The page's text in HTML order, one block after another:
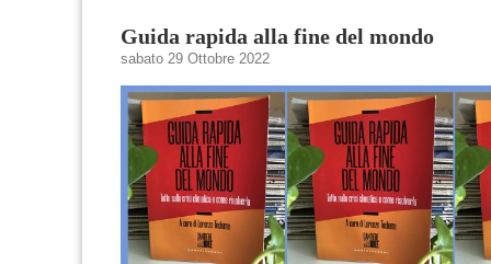
Guida rapida alla fine del mondo
sabato 29 Ottobre 2022